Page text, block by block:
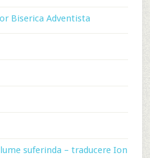
Biserica Adventista
suferinda – traducere Ion